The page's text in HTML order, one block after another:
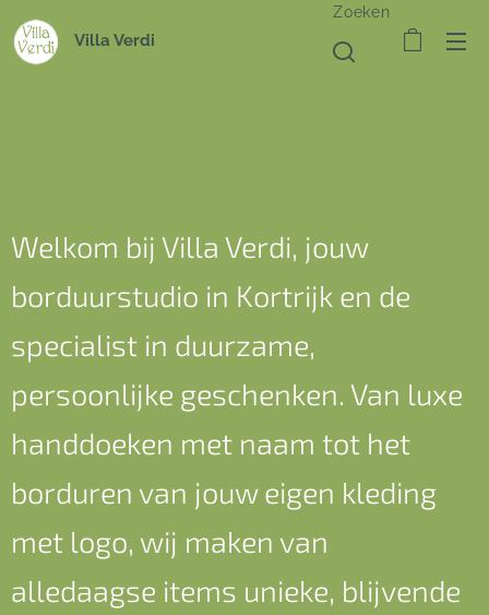
Villa Verdi
Zoeken
Welkom bij Villa Verdi, jouw
borduurstudio in Kortrijk en de
specialist in duurzame,
persoonlijke geschenken. Van luxe
handdoeken met naam tot het
borduren van jouw eigen kleding
met logo, wij maken van
alledaagse items unieke, blijvende